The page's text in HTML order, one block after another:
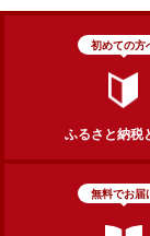
初めての方
ふるさと納税
無料でお届